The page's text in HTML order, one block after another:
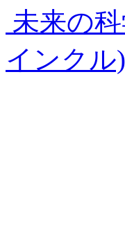
未来の
インクル)